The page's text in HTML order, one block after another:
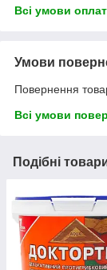
Всі умови
Умови
Повернення
Всі умови
Подібні